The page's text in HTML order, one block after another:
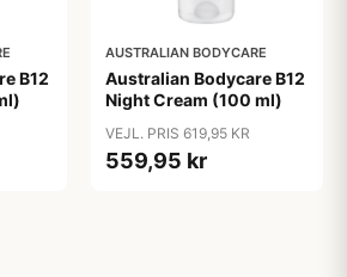
B12
AUSTRALIAN BODYCARE
Australian Bodycare B12
Night Cream (100 ml)
VEJL. PRIS 619,95 KR
559,95 kr